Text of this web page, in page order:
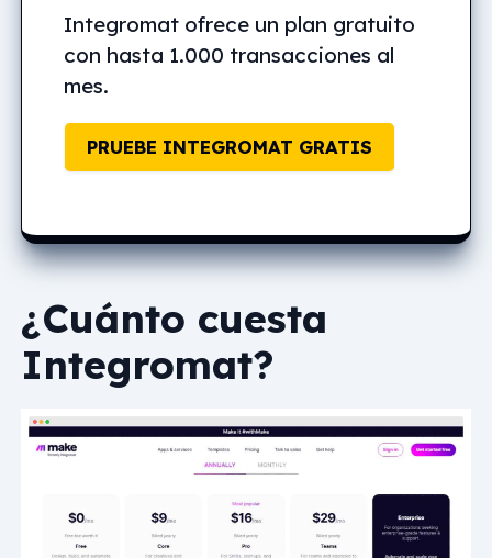
Integromat ofrece un plan gratuito
con hasta 1.000 transacciones al
mes.
PRUEBE INTEGROMAT GRATIS
¿Cuánto cuesta
Integromat?